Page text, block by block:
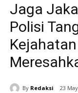
Jaga
Polisi
By Redaksi 23